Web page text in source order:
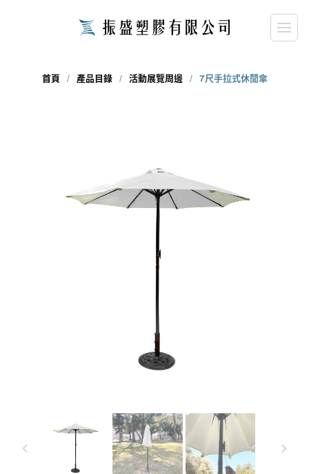
搜尋
首頁 產品目錄 活動展覽周邊 7尺手拉式休閒傘
chevron_left chevron_right